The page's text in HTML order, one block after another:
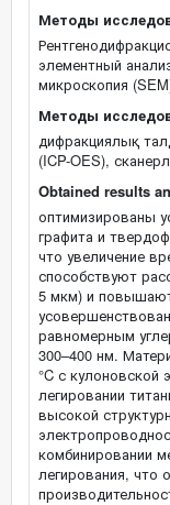
Методы
элементный
микроскопия
Методы
дифракциялық
(ICP-OES),
Obtained results
оптимизированы
графита и
что увеличение
способствуют
5 мкм) и повышают
равномерным
300–400 нм.
°C с
легировании
высокой
комбинировании
легирования, что